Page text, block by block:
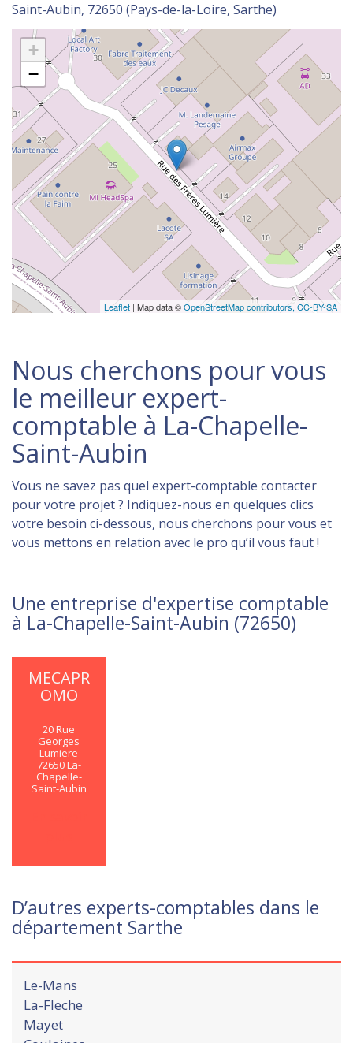
Saint-Aubin, 72650 (Pays-de-la-Loire, Sarthe)
+
−
Leaflet | Map data ©OpenStreetMap contributors,CC-BY-SA
Nous cherchons pour vous
le meilleur expert-
comptable à La-Chapelle-
Saint-Aubin
Vous ne savez pas quel expert-comptable contacter
pour votre projet ? Indiquez-nous en quelques clics
votre besoin ci-dessous, nous cherchons pour vous et
vous mettons en relation avec le pro qu’il vous faut !
Une entreprise d'expertise comptable
à La-Chapelle-Saint-Aubin (72650)
MECAPR
OMO
20 Rue
Georges
Lumiere
72650 La-
Chapelle-
Saint-Aubin
D’autres experts-comptables dans le
département Sarthe
Le-Mans
La-Fleche
Mayet